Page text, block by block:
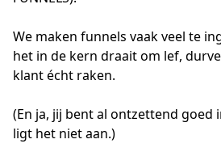
We maken funnels vaak veel te
het in de kern draait om lef,
klant écht raken.
(En ja, jij bent al ontzettend goed
ligt het niet aan.)